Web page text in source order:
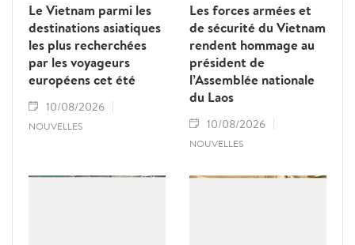
Le Vietnam parmi les
destinations asiatiques
les plus recherchées
par les voyageurs
européens cet été
10/08/2026
NOUVELLES
Les forces armées et
de sécurité du Vietnam
rendent hommage au
président de
l’Assemblée nationale
du Laos
10/08/2026
NOUVELLES